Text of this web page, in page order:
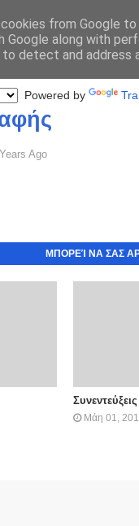
Powered by
Ago
ΜΠΟΡΕΊ ΝΑ ΣΑΣ
Συνεντεύξεις
Μάη 01,
from Google
Google along with
detect and address